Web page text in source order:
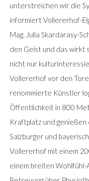
unterstreichen wir die
informiert Vollererhof-
Mag. Julia Skardarasy-
den Geist und das wirkt
nicht nur
Vollererhof vor den
renommierte Künstler
Öffentlichkeit in 800
Kraftplatz und
Salzburger und
Vollererhof mit einem
einem breiten